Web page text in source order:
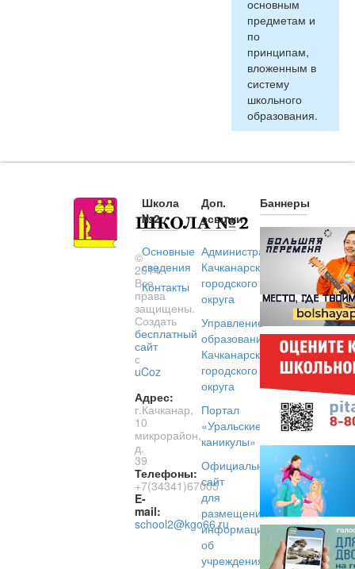
основным
предметам и
по
принципам,
вложенным в
систему
школьного
образования.
©
2014.
Все
права
защищены.
Создать
бесплатный
сайт
с
uCoz
Адрес:
г.Качканар,
10
микрорайон,
д.
39
Телефоны:
+7(34341)67005
E-
mail:
school2@kgo66.ru
Школа
№2
Основные
сведения
Контакты
Доп.
ссылки
Администрация
Качканарского
городского
округа
Управление
образованием
Качканарского
городского
округа
Портал
«Уральские
каникулы»
Официальный
сайт
для
размещения
информации
об
учреждениях
Баннеры